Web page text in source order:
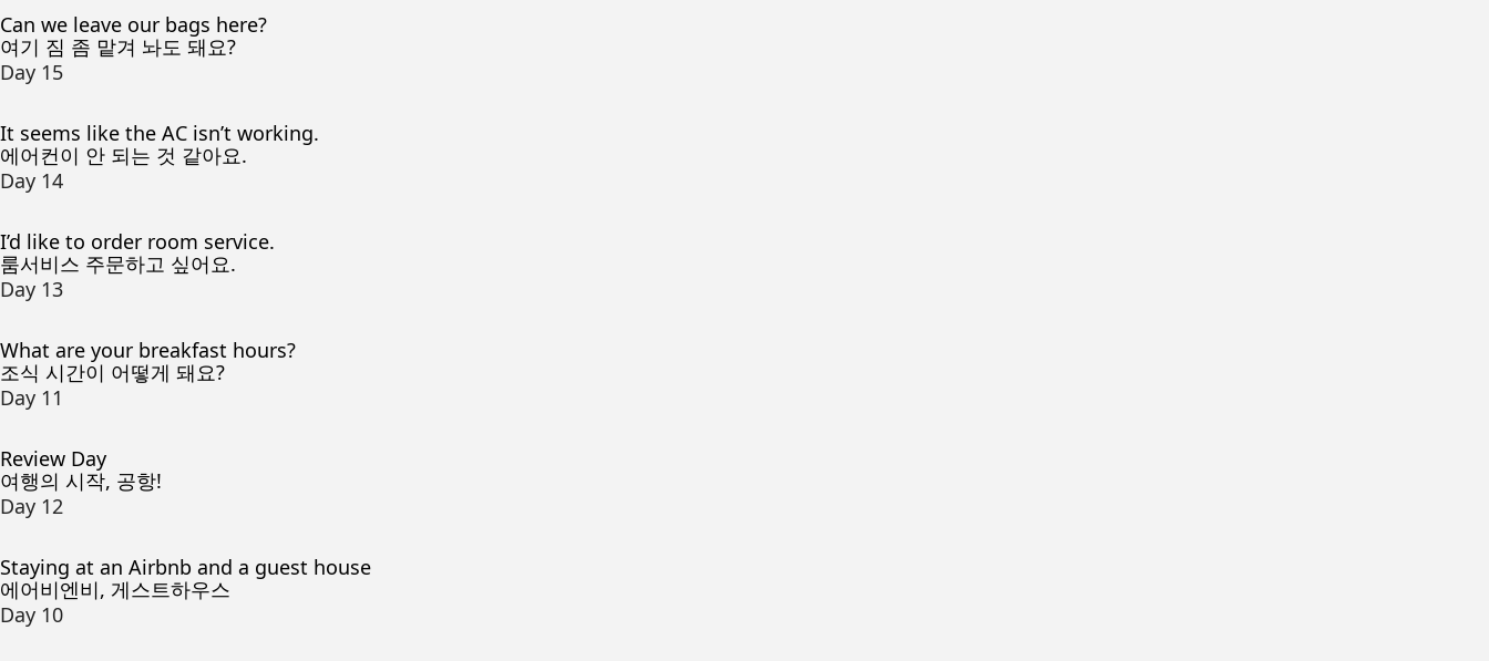
Can we leave our bags here?
여기 짐 좀 맡겨 놔도 돼요?
Day 15
It seems like the AC isn’t working.
에어컨이 안 되는 것 같아요.
Day 14
I’d like to order room service.
룸서비스 주문하고 싶어요.
Day 13
What are your breakfast hours?
조식 시간이 어떻게 돼요?
Day 11
Review Day
여행의 시작, 공항!
Day 12
Staying at an Airbnb and a guest house
에어비엔비, 게스트하우스
Day 10